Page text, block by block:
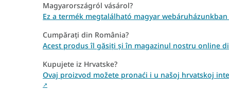
Magyarországról vásárol?
Ez a termék megtalálható magyar
Cumpărați din România?
Acest produs îl găsiți și în magazinul nostru online
Kupujete iz Hrvatske?
Ovaj proizvod možete pronaći i u našoj hrvatskoj
↗